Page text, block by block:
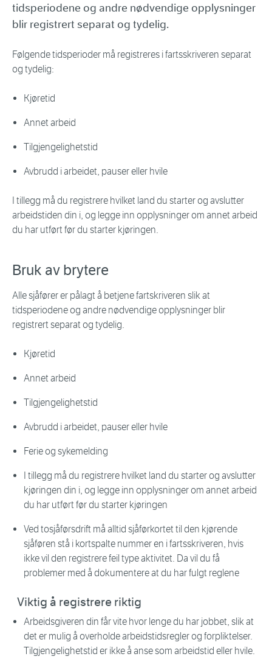
tidsperiodene og andre nødvendige opplysninger
blir registrert separat og tydelig.
Følgende tidsperioder må registreres i fartsskriveren separat
og tydelig:
Kjøretid
Annet arbeid
Tilgjengelighetstid
Avbrudd i arbeidet, pauser eller hvile
I tillegg må du registrere hvilket land du starter og avslutter
arbeidstiden din i, og legge inn opplysninger om annet arbeid
du har utført før du starter kjøringen.
Bruk av brytere
Alle sjåfører er pålagt å betjene fartskriveren slik at
tidsperiodene og andre nødvendige opplysninger blir
registrert separat og tydelig.
Kjøretid
Annet arbeid
Tilgjengelighetstid
Avbrudd i arbeidet, pauser eller hvile
Ferie og sykemelding
I tillegg må du registrere hvilket land du starter og avslutter
kjøringen din i, og legge inn opplysninger om annet arbeid
du har utført før du starter kjøringen
Ved tosjåførsdrift må alltid sjåførkortet til den kjørende
sjåføren stå i kortspalte nummer en i fartsskriveren, hvis
ikke vil den registrere feil type aktivitet. Da vil du få
problemer med å dokumentere at du har fulgt reglene
Viktig å registrere riktig
Arbeidsgiveren din får vite hvor lenge du har jobbet, slik at
det er mulig å overholde arbeidstidsregler og forpliktelser.
Tilgjengelighetstid er ikke å anse som arbeidstid eller hvile.